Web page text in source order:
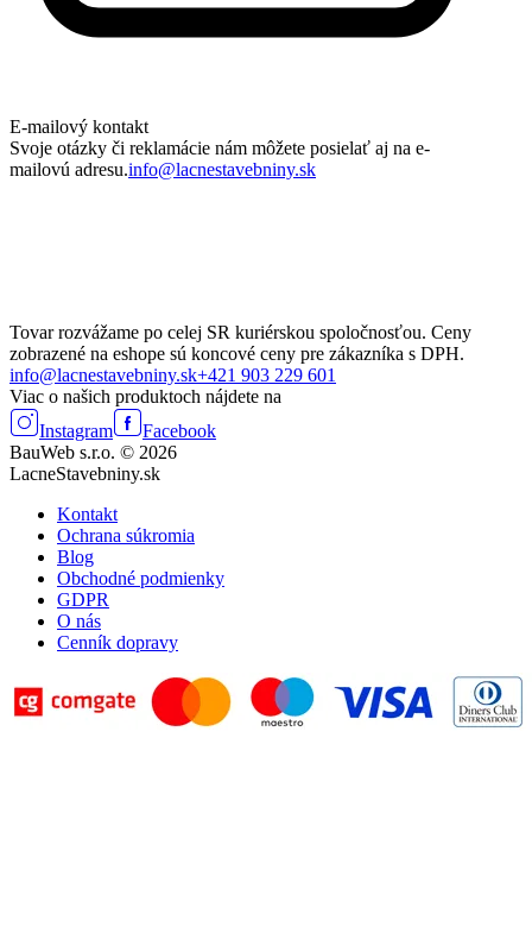
E-mailový kontakt
Svoje otázky či reklamácie nám môžete posielať aj na e-
mailovú adresu.info@lacnestavebniny.sk
Tovar rozvážame po celej SR kuriérskou spoločnosťou. Ceny
zobrazené na eshope sú koncové ceny pre zákazníka s DPH.
info@lacnestavebniny.sk+421 903 229 601
Viac o našich produktoch nájdete na
Instagram
Facebook
BauWeb s.r.o. © 2026
LacneStavebniny.sk
Kontakt
Ochrana súkromia
Blog
Obchodné podmienky
GDPR
O nás
Cenník dopravy